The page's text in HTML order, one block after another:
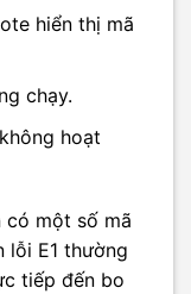
hiển thị mã
chạy.
hoạt
có một số mã
lỗi E1 thường
tiếp đến bo